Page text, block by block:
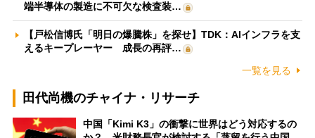
端半導体の製造に不可欠な検査装…
【戸松信博氏「明日の爆騰株」を探せ】TDK：AIインフラを支
えるキープレーヤー 成長の再評…
一覧を見る
田代尚機のチャイナ・リサーチ
中国「Kimi K3」の衝撃に世界はどう対応するの